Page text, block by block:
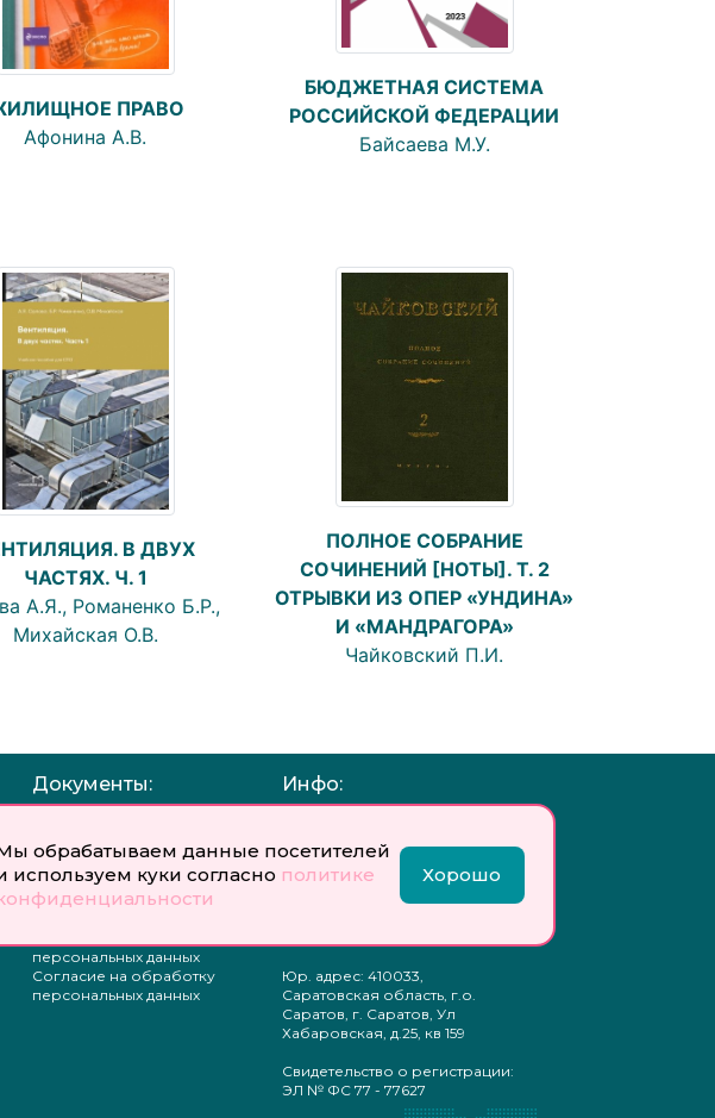
обрабатываем данные посетителей
используем куки согласно политике
Хорошо
ПРАВО
Афонина А.В.
БЮДЖЕТНАЯ СИСТЕМА
РОССИЙСКОЙ ФЕДЕРАЦИИ
Байсаева М.У.
В ДВУХ
ЧАСТЯХ. Ч. 1
А.Я., Романенко Б.Р.,
Михайская О.В.
ПОЛНОЕ СОБРАНИЕ
СОЧИНЕНИЙ [НОТЫ]. Т. 2
ОТРЫВКИ ИЗ ОПЕР «УНДИНА»
И «МАНДРАГОРА»
Чайковский П.И.
Документы:
персональных данных
Пользовательское
соглашение
Политика
персональных данных
Согласие на обработку
персональных данных
Инфо:
ограниченной
ответственностью
«Профобразование»
Юр. адрес: 410033,
Саратовская область, г.о.
Саратов, г. Саратов, Ул
Хабаровская, д.25, кв 159
Свидетельство о регистрации:
ЭЛ № ФС 77 - 77627